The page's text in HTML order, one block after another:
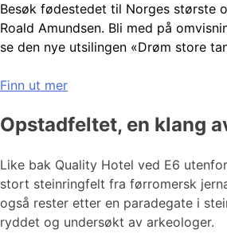
Besøk fødestedet til Norges største
Roald Amundsen. Bli med på
se den nye utsilingen «Drøm store
Finn ut mer
Opstadfeltet, en klang
Like bak Quality Hotel ved E6
stort steinringfelt fra førromersk
også rester etter en paradegate i
ryddet og undersøkt av arkeologer.